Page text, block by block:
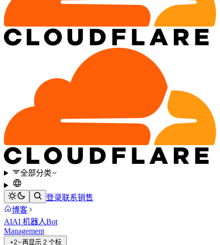
全部分类
登录联系销售
博客
AIAI 机器人Bot
Management
+2
再显示 2 个标